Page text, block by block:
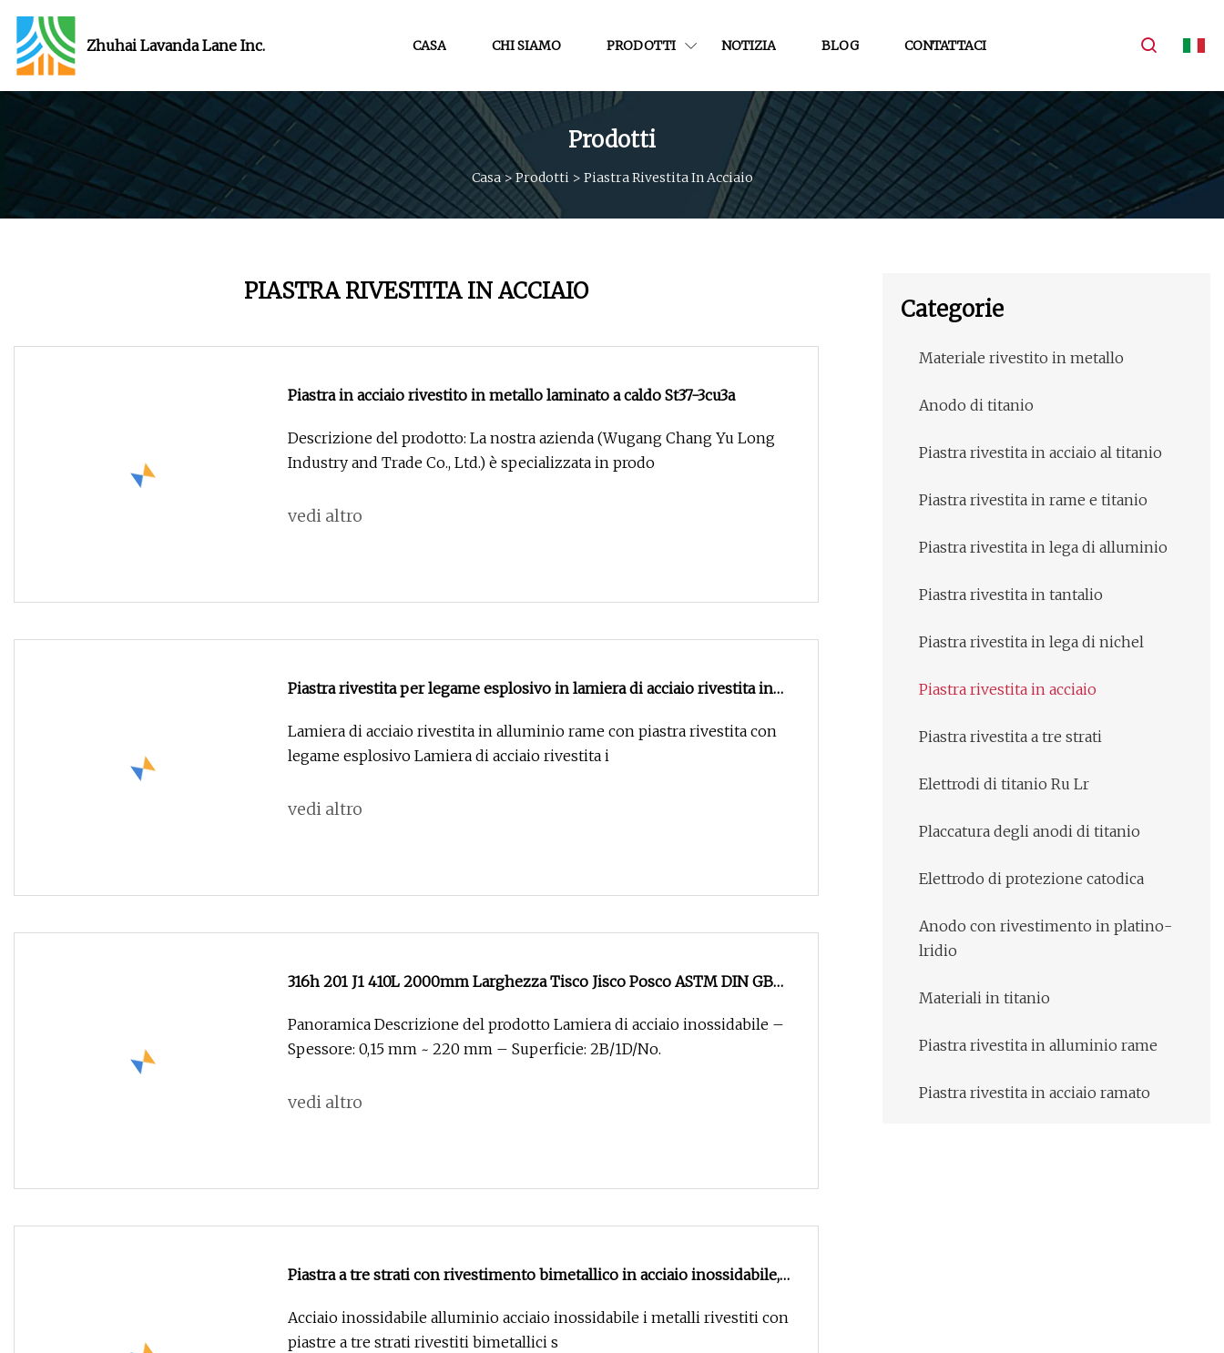
Zhuhai Lavanda Lane Inc. CASA CHI SIAMO PRODOTTI NOTIZIA BLOG CONTATTACI
Prodotti
Casa> Prodotti > Piastra Rivestita In Acciaio
PIASTRA RIVESTITA IN ACCIAIO
Piastra in acciaio rivestito in metallo laminato a caldo St37-3cu3a
Descrizione del prodotto: La nostra azienda (Wugang Chang Yu Long
Industry and Trade Co., Ltd.) è specializzata in prodo
vedi altro
Piastra rivestita per legame esplosivo in lamiera di acciaio rivestita in
Lamiera di acciaio rivestita in alluminio rame con piastra rivestita con
legame esplosivo Lamiera di acciaio rivestita i
vedi altro
316h 201 J1 410L 2000mm Larghezza Tisco Jisco Posco ASTM DIN GB
esplosione
Panoramica Descrizione del prodotto Lamiera di acciaio inossidabile –
Spessore: 0,15 mm ~ 220 mm – Superficie: 2B/1D/No.
vedi altro
Piastra a tre strati con rivestimento bimetallico in acciaio inossidabile,
Acciaio inossidabile alluminio acciaio inossidabile i metalli rivestiti con
piastre a tre strati rivestiti bimetallici s
Categorie
Materiale rivestito in metallo
Anodo di titanio
Piastra rivestita in acciaio al titanio
Piastra rivestita in rame e titanio
Piastra rivestita in lega di alluminio
Piastra rivestita in tantalio
Piastra rivestita in lega di nichel
Piastra rivestita in acciaio
Piastra rivestita a tre strati
Elettrodi di titanio Ru Lr
Placcatura degli anodi di titanio
Elettrodo di protezione catodica
Anodo con rivestimento in platino-
lridio
Materiali in titanio
Piastra rivestita in alluminio rame
Piastra rivestita in acciaio ramato